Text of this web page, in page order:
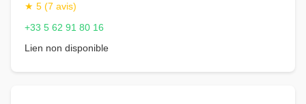
★ 5 (7 avis)
+33 5 62 91 80 16
Lien non disponible